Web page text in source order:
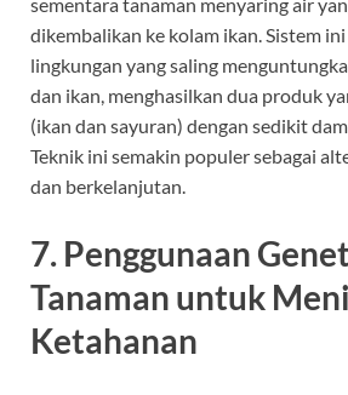
dikembalikan ke kolam ikan. Sistem
lingkungan yang saling
dan ikan, menghasilkan dua produk
(ikan dan sayuran) dengan sedikit
Teknik ini semakin populer sebagai
dan berkelanjutan.
7. Penggunaan
Tanaman untuk
Ketahanan